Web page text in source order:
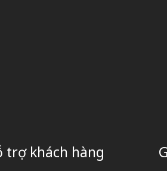
trợ khách hàng